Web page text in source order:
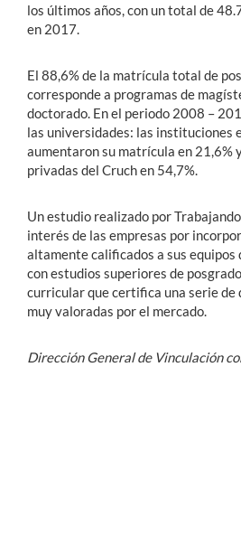
los últimos años, con un total de
en 2017.
El 88,6% de la matrícula total de
corresponde a programas de
doctorado. En el periodo 2008 –
las universidades: las instituciones
aumentaron su matrícula en 21,6%
privadas del Cruch en 54,7%.
Un estudio realizado por
interés de las empresas por
altamente calificados a sus equipos
con estudios superiores de
curricular que certifica una serie
muy valoradas por el mercado.
Dirección General de Vinculación